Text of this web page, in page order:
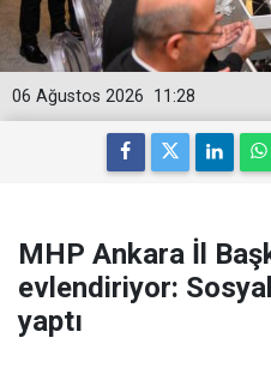
11:28
06 Ağustos 2026
MHP Ankara İl
evlendiriyor:
yaptı